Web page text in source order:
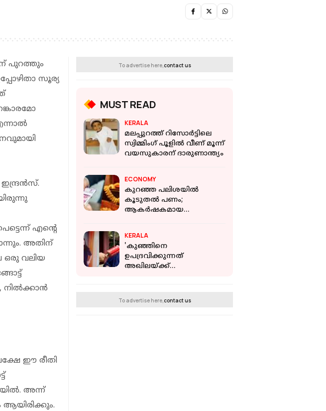
പുറത്തും
സൂര്യ
എന്റെ
അതിന്
വലിയ
നില്‍ക്കാന്‍
ഈ രീതി
അന്ന്
To advertise here, contact us
MUST READ
KERALA
മലപ്പുറത്ത് റിസോര്‍ട്ടിലെ
സ്വിമ്മിംഗ് പൂളില്‍ വീണ് മൂന്ന്
വയസുകാരന് ദാരുണാന്ത്യം
ECONOMY
കുറഞ്ഞ പലിശയിൽ
കൂടുതൽ പണം;
ആകർഷകമായ
സ്വർണ്ണ വായ്പ
KERALA
'കുഞ്ഞിനെ
ഉപദ്രവിക്കുന്നത്
അഖിലയ്ക്ക്
To advertise here, contact us